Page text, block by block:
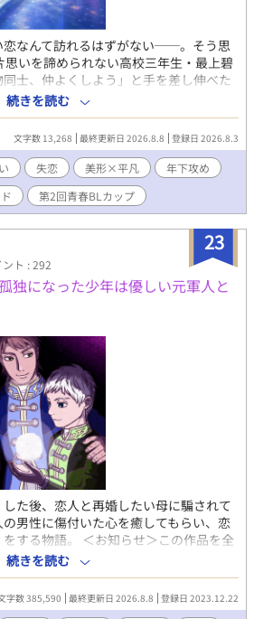
恋なんて訪れるはずがない──。そう思
思いを諦められない高校三年生・最上碧
士、仲よくしよう」と手を差し伸べた
。優しくて真っすぐでいつも碧音を助
心の中にも忘れられない相手がいる。
、それでも惹かれ合っていく二人。 失恋
じれ甘青春BL。
続きを読む
文字数 13,268 最終更新日 2026.8.8 登録日 2026.8.3
失恋 美形×平凡
年下攻め
第2回青春BLカップ
23
ト : 292
独になった少年は優しい元軍人と
た後、恋人と再婚したい母に騙されて
男性に傷付いた心を癒してもらい、恋
をする物語。 ＜お知らせ＞この作品を全
修正点は次の二点に関するものです。
具体的にわかるような表現を全て削除
「子供」「成人」「青年」「数年後
曖昧なものにする。 ・物語の展開上、
続きを読む
字数 385,590 最終更新日 2026.8.8 登録日 2023.12.22